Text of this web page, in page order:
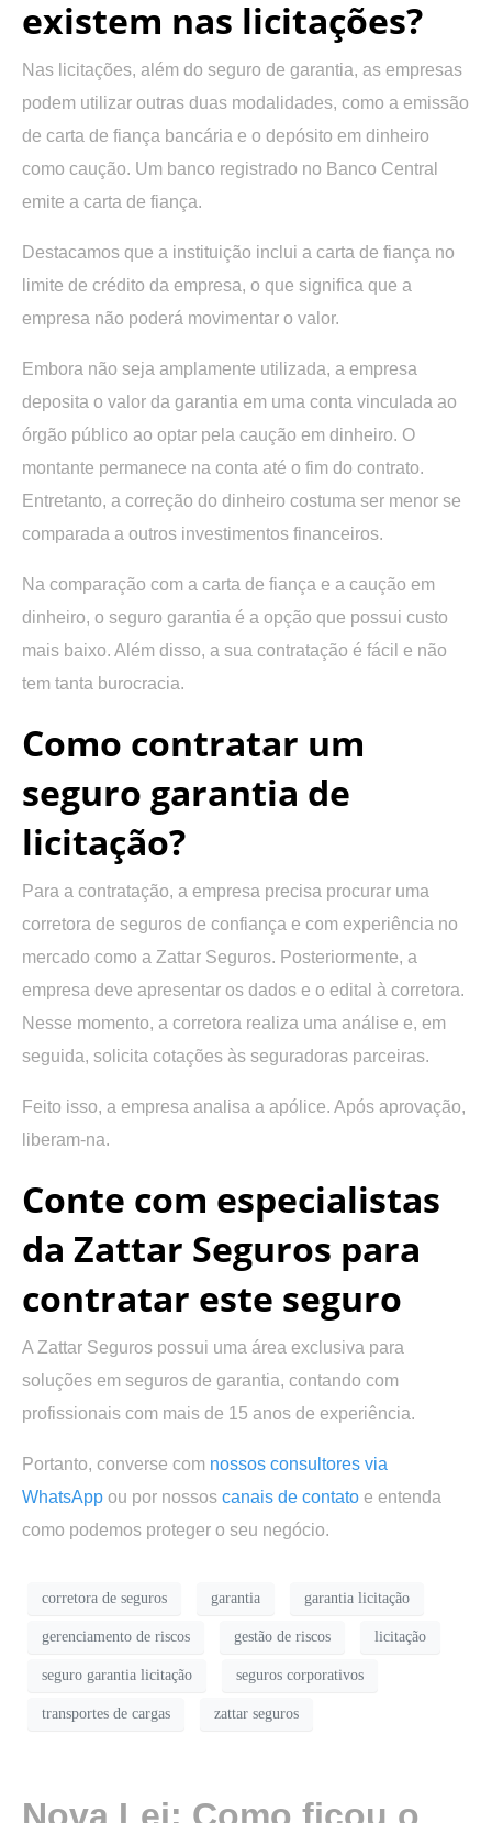
existem nas licitações?
Nas licitações, além do seguro de garantia, as empresas
podem utilizar outras duas modalidades, como a emissão
de carta de fiança bancária e o depósito em dinheiro
como caução. Um banco registrado no Banco Central
emite a carta de fiança.
Destacamos que a instituição inclui a carta de fiança no
limite de crédito da empresa, o que significa que a
empresa não poderá movimentar o valor.
Embora não seja amplamente utilizada, a empresa
deposita o valor da garantia em uma conta vinculada ao
órgão público ao optar pela caução em dinheiro. O
montante permanece na conta até o fim do contrato.
Entretanto, a correção do dinheiro costuma ser menor se
comparada a outros investimentos financeiros.
Na comparação com a carta de fiança e a caução em
dinheiro, o seguro garantia é a opção que possui custo
mais baixo. Além disso, a sua contratação é fácil e não
tem tanta burocracia.
Como contratar um
seguro garantia de
licitação?
Para a contratação, a empresa precisa procurar uma
corretora de seguros de confiança e com experiência no
mercado como a Zattar Seguros. Posteriormente, a
empresa deve apresentar os dados e o edital à corretora.
Nesse momento, a corretora realiza uma análise e, em
seguida, solicita cotações às seguradoras parceiras.
Feito isso, a empresa analisa a apólice. Após aprovação,
liberam-na.
Conte com especialistas
da Zattar Seguros para
contratar este seguro
A Zattar Seguros possui uma área exclusiva para
soluções em seguros de garantia, contando com
profissionais com mais de 15 anos de experiência.
Portanto, converse com nossos consultores via
WhatsApp ou por nossos canais de contato e entenda
como podemos proteger o seu negócio.
corretora de seguros garantia garantia licitação
gerenciamento de riscos gestão de riscos licitação
seguro garantia licitação seguros corporativos
transportes de cargas zattar seguros
Nova Lei: Como ficou o